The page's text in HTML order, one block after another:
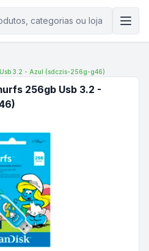
3.2 - Azul (sdczis-256g-g46)
256gb Usb 3.2 -